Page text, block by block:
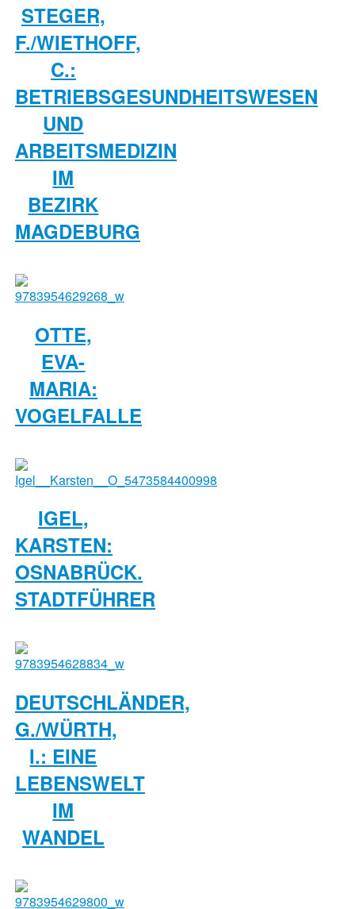
STEGER,
F./WIETHOFF,
C.:
BETRIEBSGESUNDHEITSWESEN
UND
ARBEITSMEDIZIN
IM
BEZIRK
MAGDEBURG
OTTE,
EVA-
MARIA:
VOGELFALLE
IGEL,
KARSTEN:
OSNABRÜCK.
STADTFÜHRER
DEUTSCHLÄNDER,
G./WÜRTH,
I.: EINE
LEBENSWELT
IM
WANDEL